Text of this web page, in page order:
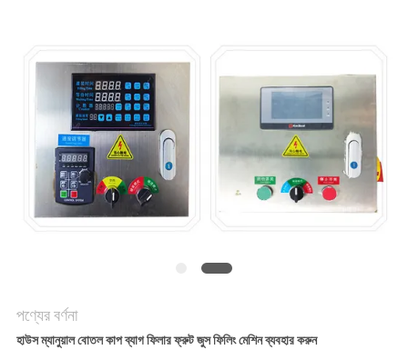
উদ্ধৃতি
অনুরোধ
ম্যাপ
POLICY
পণ্যের বর্ণনা
হাউস ম্যানুয়াল বোতল কাপ ব্যাগ ফিলার ফ্রুট জুস ফিলিং মেশিন ব্যবহার করুন